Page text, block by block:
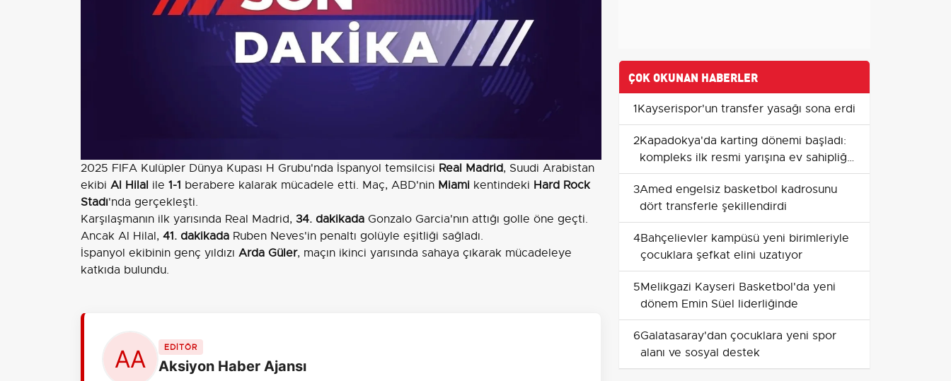
2025 FIFA Kulüpler Dünya Kupası H Grubu'nda İspanyol temsilcisi Real Madrid, Suudi Arabistan
ekibi Al Hilal ile 1-1 berabere kalarak mücadele etti. Maç, ABD'nin Miami kentindeki Hard Rock
Stadı'nda gerçekleşti.
Karşılaşmanın ilk yarısında Real Madrid, 34. dakikada Gonzalo Garcia'nın attığı golle öne geçti.
Ancak Al Hilal, 41. dakikada Ruben Neves'in penaltı golüyle eşitliği sağladı.
İspanyol ekibinin genç yıldızı Arda Güler, maçın ikinci yarısında sahaya çıkarak mücadeleye
katkıda bulundu.
EDİTÖR
Aksiyon Haber Ajansı
ÇOK OKUNAN HABERLER
1Kayserispor'un transfer yasağı sona erdi
2Kapadokya'da karting dönemi başladı:
kompleks ilk resmi yarışına ev sahipliği
yapıyor
3Amed engelsiz basketbol kadrosunu
dört transferle şekillendirdi
4Bahçelievler kampüsü yeni birimleriyle
çocuklara şefkat elini uzatıyor
5Melikgazi Kayseri Basketbol'da yeni
dönem Emin Süel liderliğinde
6Galatasaray'dan çocuklara yeni spor
alanı ve sosyal destek